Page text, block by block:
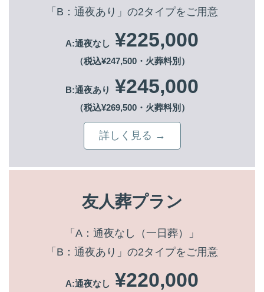
「B：通夜あり」の2タイプをご用意
A:通夜なし ¥225,000
（税込¥247,500・火葬料別）
B:通夜あり ¥245,000
（税込¥269,500・火葬料別）
詳しく見る →
友人葬プラン
「A：通夜なし（一日葬）」
「B：通夜あり」の2タイプをご用意
A:通夜なし ¥220,000